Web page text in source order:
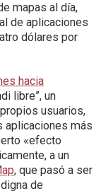
mapas al día,
de aplicaciones
dólares por
hacia
libre”, un
usuarios,
aplicaciones más
«efecto
a un
, que pasó a ser
de